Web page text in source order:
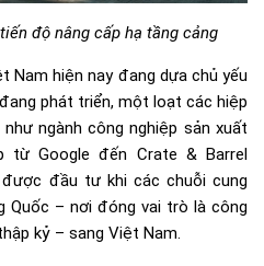
độ nâng cấp hạ tầng cảng
hiện nay đang dựa chủ yếu
phát triển, một loạt các hiệp
ngành công nghiệp sản xuất
từ Google đến Crate & Barrel
đầu tư khi các chuỗi cung
Quốc – nơi đóng vai trò là công
kỷ – sang Việt Nam.